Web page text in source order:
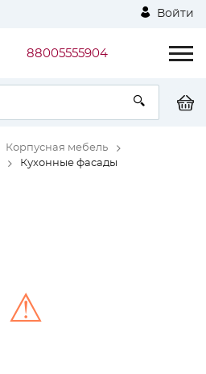
Войти
88005555904
Корпусная мебель
Кухонные фасады
⚠